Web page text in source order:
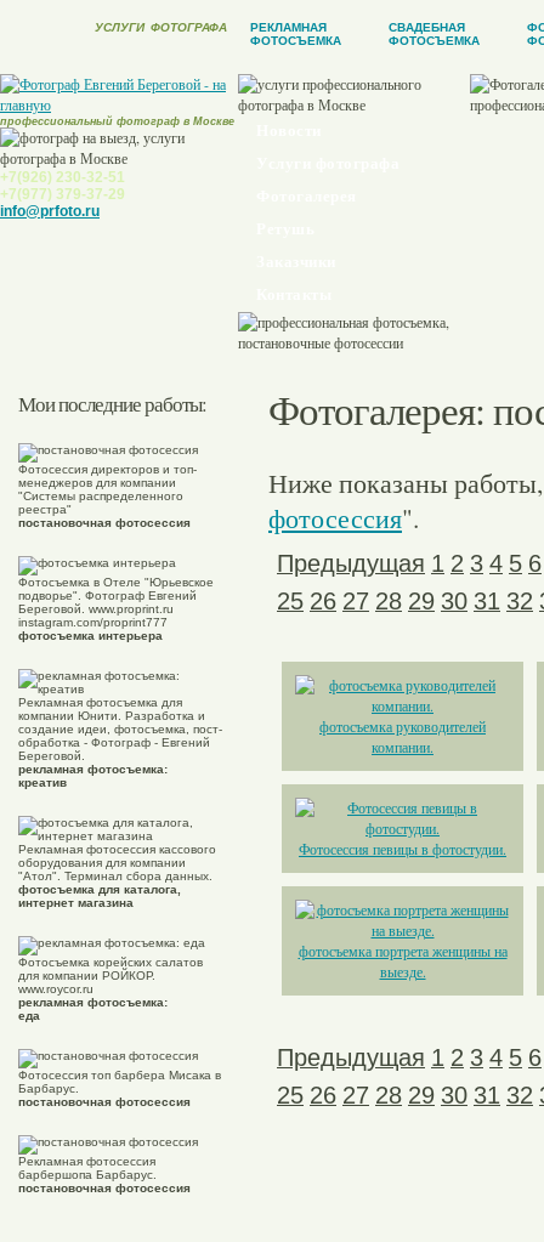
УСЛУГИ ФОТОГРАФА
РЕКЛАМНАЯ
ФОТОСЪЕМКА
СВАДЕБНАЯ
ФОТОСЪЕМКА
профессиональный фотограф в Москве
+7(926) 230-32-51
+7(977) 379-37-29
info@prfoto.ru
Мои последние работы:
Фотосессия директоров и топ-
менеджеров для компании
"Системы распределенного
реестра"
постановочная фотосессия
Фотосъемка в Отеле "Юрьевское
подворье". Фотограф Евгений
Береговой. www.proprint.ru
instagram.com/proprint777
фотосъемка интерьера
Рекламная фотосъемка для
компании Юнити. Разработка и
создание идеи, фотосъемка, пост-
обработка - Фотограф - Евгений
Береговой.
рекламная фотосъемка:
креатив
Рекламная фотосессия кассового
оборудования для компании
"Атол". Терминал сбора данных.
фотосъемка для каталога,
интернет магазина
Фотосъемка корейских салатов
для компании РОЙКОР.
www.roycor.ru
рекламная фотосъемка:
еда
Фотосессия топ барбера Мисака в
Барбарус.
постановочная фотосессия
Рекламная фотосессия
барбершопа Барбарус.
постановочная фотосессия
Фотогалерея:
Ниже показаны
фотосессия".
Предыдущая 1 2 3 4 5 6
25 26 27 28 29 30 31 32
фотосъемка руководителей
компании.
Фотосессия певицы в фотостудии.
фотосъемка портрета женщины на
выезде.
Предыдущая 1 2 3 4 5 6
25 26 27 28 29 30 31 32